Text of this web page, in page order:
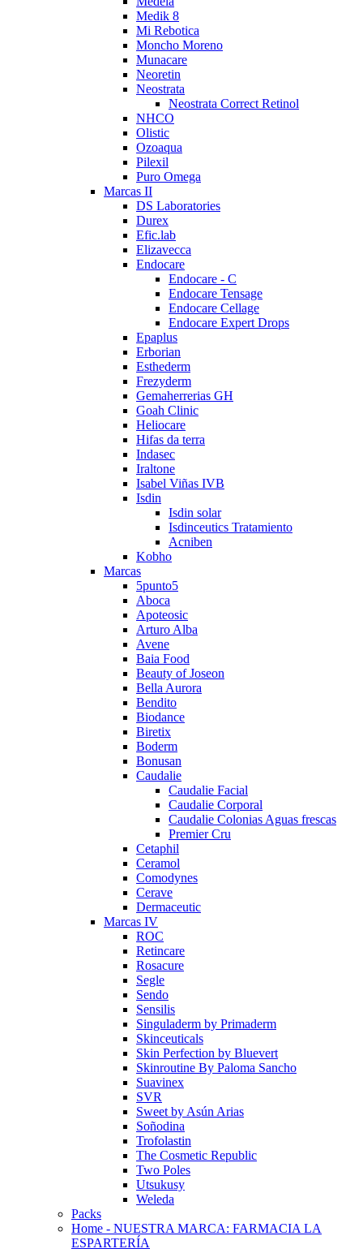
Medik 8
Mi Rebotica
Moncho Moreno
Munacare
Neoretin
Neostrata
Neostrata Correct Retinol
NHCO
Olistic
Ozoaqua
Pilexil
Puro Omega
Marcas II
DS Laboratories
Durex
Efic.lab
Elizavecca
Endocare
Endocare - C
Endocare Tensage
Endocare Cellage
Endocare Expert Drops
Epaplus
Erborian
Esthederm
Frezyderm
Gemaherrerias GH
Goah Clinic
Heliocare
Hifas da terra
Indasec
Iraltone
Isabel Viñas IVB
Isdin
Isdin solar
Isdinceutics Tratamiento
Acniben
Kobho
Marcas
5punto5
Aboca
Apoteosic
Arturo Alba
Avene
Baia Food
Beauty of Joseon
Bella Aurora
Bendito
Biodance
Biretix
Boderm
Bonusan
Caudalie
Caudalie Facial
Caudalie Corporal
Caudalie Colonias Aguas frescas
Premier Cru
Cetaphil
Ceramol
Comodynes
Cerave
Dermaceutic
Marcas IV
ROC
Retincare
Rosacure
Segle
Sendo
Sensilis
Singuladerm by Primaderm
Skinceuticals
Skin Perfection by Bluevert
Skinroutine By Paloma Sancho
Suavinex
SVR
Sweet by Asún Arias
Soñodina
Trofolastin
The Cosmetic Republic
Two Poles
Utsukusy
Weleda
Packs
Home - NUESTRA MARCA: FARMACIA LA
ESPARTERÍA